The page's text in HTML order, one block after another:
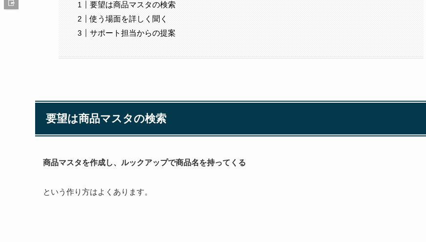
要望は商品マスタの検索
使う場面を詳しく聞く
サポート担当からの提案
要望は商品マスタの検索
商品マスタを作成し、ルックアップで商品名を持ってくる
という作り方はよくあります。